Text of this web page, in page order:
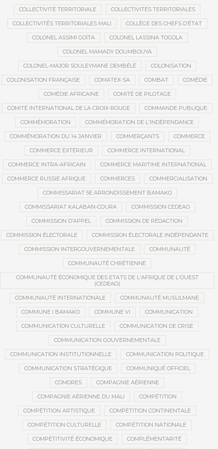
COLLECTIVITÉ TERRITORIALE COLLECTIVITÉS TERRITORIALES
COLLECTIVITÉS TERRITORIALES MALI COLLÈGE DES CHEFS D’ÉTAT
COLONEL ASSIMI GOÏTA COLONEL LASSINA TOGOLA
COLONEL MAMADY DOUMBOUYA
COLONEL-MAJOR SOULEYMANE DEMBÉLÉ COLONISATION
COLONISATION FRANÇAISE COMATEX-SA COMBAT COMÉDIE
COMÉDIE AFRICAINE COMITÉ DE PILOTAGE
COMITÉ INTERNATIONAL DE LA CROIX-ROUGE COMMANDE PUBLIQUE
COMMÉMORATION COMMÉMORATION DE L'INDÉPENDANCE
COMMÉMORATION DU 14 JANVIER COMMERÇANTS COMMERCE
COMMERCE EXTÉRIEUR COMMERCE INTERNATIONAL
COMMERCE INTRA-AFRICAIN COMMERCE MARITIME INTERNATIONAL
COMMERCE RUSSIE AFRIQUE COMMERCES COMMERCIALISATION
COMMISSARIAT 5E ARRONDISSEMENT BAMAKO
COMMISSARIAT KALABAN-COURA COMMISSION CEDEAO
COMMISSION D’APPEL COMMISSION DE RÉDACTION
COMMISSION ÉLECTORALE COMMISSION ÉLECTORALE INDÉPENDANTE
COMMISSION INTERGOUVERNEMENTALE COMMUNAUTÉ
COMMUNAUTÉ CHRÉTIENNE
COMMUNAUTÉ ÉCONOMIQUE DES ETATS DE L'AFRIQUE DE L'OUEST
(CEDEAO)
COMMUNAUTÉ INTERNATIONALE COMMUNAUTÉ MUSULMANE
COMMUNE I BAMAKO COMMUNE VI COMMUNICATION
COMMUNICATION CULTURELLE COMMUNICATION DE CRISE
COMMUNICATION GOUVERNEMENTALE
COMMUNICATION INSTITUTIONNELLE COMMUNICATION POLITIQUE
COMMUNICATION STRATÉGIQUE COMMUNIQUÉ OFFICIEL
COMORES COMPAGNIE AÉRIENNE
COMPAGNIE AÉRIENNE DU MALI COMPÉTITION
COMPÉTITION ARTISTIQUE COMPÉTITION CONTINENTALE
COMPÉTITION CULTURELLE COMPÉTITION NATIONALE
COMPÉTITIVITÉ ÉCONOMIQUE COMPLÉMENTARITÉ